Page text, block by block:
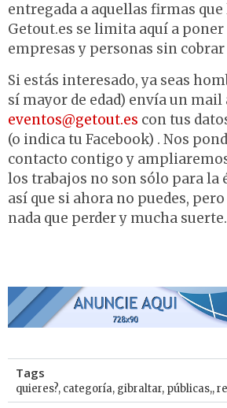
entregada a aquellas firmas
Getout.es se limita aquí a
empresas y personas sin
Si estás interesado, ya seas
sí mayor de edad) envía un mail
eventos@getout.es con tus
(o indica tu Facebook) . Nos
contacto contigo y
los trabajos no son sólo para la
así que si ahora no puedes,
nada que perder y mucha suerte.
Tags
quieres?, categoría, gibraltar, públicas,,